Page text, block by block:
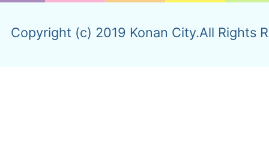
Copyright (c) 2019 Konan City.All Rights